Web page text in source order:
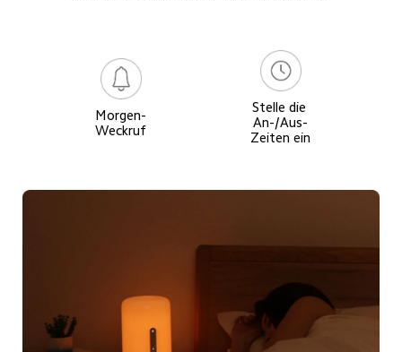
Morgen-
Weckruf
Stelle die
An-/Aus-
Zeiten ein